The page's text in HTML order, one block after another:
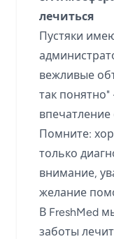
лечиться
Пустяки
вежливые
так
Помните:
только
внимание,
желание
В FreshMed
заботы